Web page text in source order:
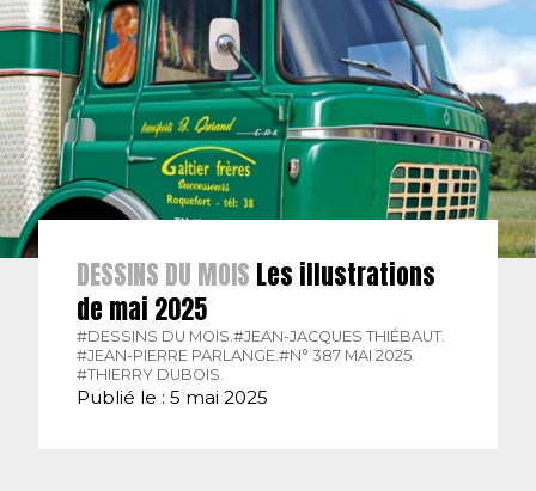
DESSINS DU MOIS Les illustrations
de mai 2025
#DESSINS DU MOIS. #JEAN-JACQUES THIÉBAUT.
#JEAN-PIERRE PARLANGE. #N° 387 MAI 2025.
#THIERRY DUBOIS.
Publié le : 5 mai 2025